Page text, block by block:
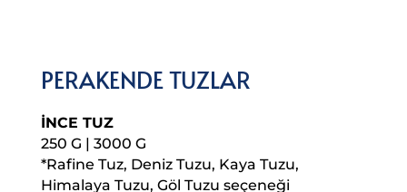
PERAKENDE TUZLAR
İNCE TUZ
250 G | 3000 G
*Rafine Tuz, Deniz Tuzu, Kaya Tuzu,
Himalaya Tuzu, Göl Tuzu seçeneği